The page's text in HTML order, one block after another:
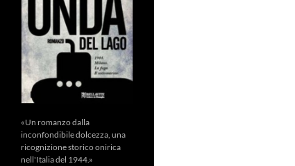
«Un romanzo dalla
inconfondibile dolcezza, una
ricognizione storico onirica
nell'Italia del 1944.»